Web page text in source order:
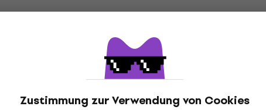
Zustimmung zur Verwendung von Cookies